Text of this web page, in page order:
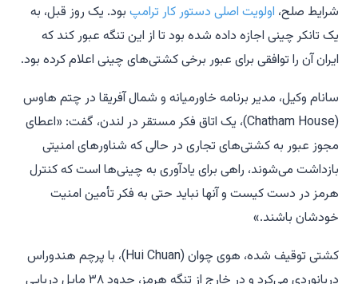
شرایط صلح، اولویت اصلی دستور کار ترامپ بود. یک روز قبل، به
یک تانکر چینی اجازه داده شده بود تا از این تنگه عبور کند که
ایران آن را توافقی برای عبور برخی کشتی‌های چینی اعلام کرده بود.
سانام وکیل، مدیر برنامه خاورمیانه و شمال آفریقا در چتم هاوس
(Chatham House)، یک اتاق فکر مستقر در لندن، گفت: «اعطای
مجوز عبور به کشتی‌های تجاری در حالی که شناورهای امنیتی
بازداشت می‌شوند، راهی برای یادآوری به چینی‌ها است که کنترل
هرمز در دست کیست و آنها نباید حتی به فکر تأمین امنیت
خودشان باشند.»
کشتی توقیف شده، هوی چوان (Hui Chuan)، با پرچم هندوراس